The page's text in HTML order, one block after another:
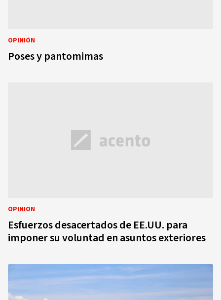
OPINIÓN
Poses y pantomimas
OPINIÓN
Esfuerzos desacertados de EE.UU. para
imponer su voluntad en asuntos exteriores